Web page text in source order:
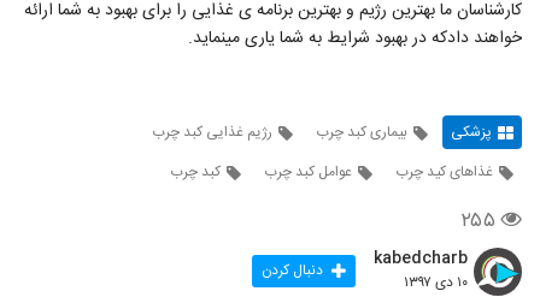
کارشناسان ما بهترین رژیم و بهترین برنامه ی غذایی را برای بهبود به شما ارائه
خواهند دادکه در بهبود شرایط به شما یاری مینماید.
پزشکی بیماری کبد چرب
رژیم غذایی کبد چرب
غذاهای کید چرب
عوامل کبد چرب کبد چرب
۲۵۵
kabedcharb
۱۰ دی ۱۳۹۷ دنبال کردن